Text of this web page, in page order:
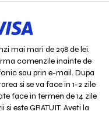
mai mari de 298 de lei.
comenzile inainte de
sau prin e-mail. Dupa
si se va face in 1-2 zile
face in termen de 14 zile
este GRATUIT. Aveti la